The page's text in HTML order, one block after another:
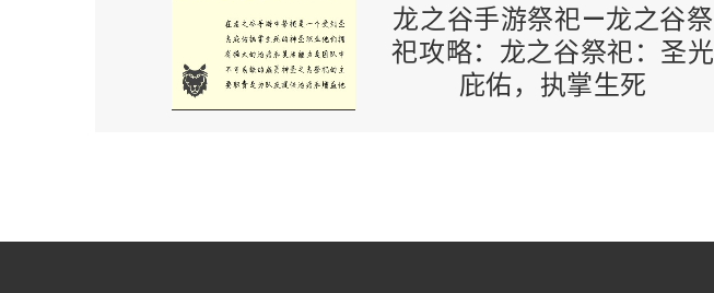
龙之谷手游祭祀—龙之谷祭
祀攻略：龙之谷祭祀：圣光
庇佑，执掌生死